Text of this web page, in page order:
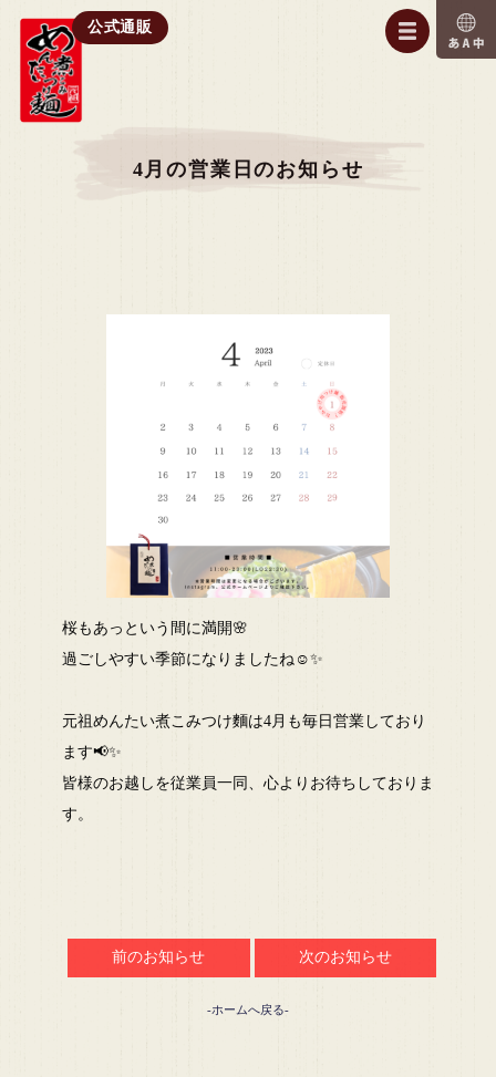
公式通販
4月の営業日のお知らせ
桜もあっという間に満開🌸
過ごしやすい季節になりましたね☺️✨
元祖めんたい煮こみつけ麵は4月も毎日営業しており
ます📢✨
皆様のお越しを従業員一同、心よりお待ちしておりま
す。
前のお知らせ 次のお知らせ
-ホームへ戻る-